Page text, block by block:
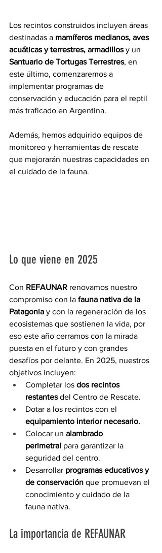
Los recintos construidos incluyen áreas
destinadas a mamíferos medianos, aves
acuáticas y terrestres, armadillos y un
Santuario de Tortugas Terrestres, en
este último, comenzaremos a
implementar programas de
conservación y educación para el reptil
más traficado en Argentina.
Además, hemos adquirido equipos de
monitoreo y herramientas de rescate
que mejorarán nuestras capacidades en
el cuidado de la fauna.
Lo que viene en 2025
Con REFAUNAR renovamos nuestro
compromiso con la fauna nativa de la
Patagonia y con la regeneración de los
ecosistemas que sostienen la vida, por
eso este año cerramos con la mirada
puesta en el futuro y con grandes
desafíos por delante. En 2025, nuestros
objetivos incluyen:
Completar los dos recintos
restantes del Centro de Rescate.
Dotar a los recintos con el
equipamiento interior necesario.
Colocar un alambrado
perimetral para garantizar la
seguridad del centro.
Desarrollar programas educativos y
de conservación que promuevan el
conocimiento y cuidado de la
fauna nativa.
La importancia de REFAUNAR